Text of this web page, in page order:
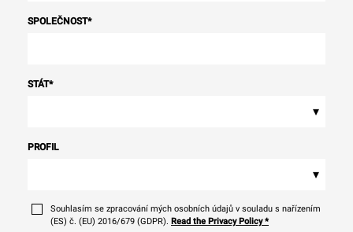
SPOLEČNOST*
STÁT*
▾
PROFIL
▾
Souhlasím se zpracování mých osobních údajů v souladu s nařízením
(ES) č. (EU) 2016/679 (GDPR). Read the Privacy Policy*